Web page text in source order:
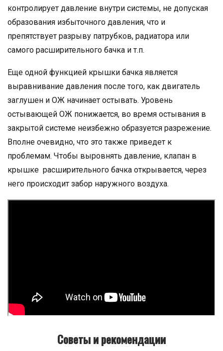
контролирует давление внутри системы, не допуская
образования избыточного давления, что и
препятствует разрыву патрубков, радиатора или
самого расширительного бачка и т.п.
Еще одной функцией крышки бачка является
выравнивание давления после того, как двигатель
заглушен и ОЖ начинает остывать. Уровень
остывающей ОЖ понижается, во время остывания в
закрытой системе неизбежно образуется разрежение.
Вполне очевидно, что это также приведет к
проблемам. Чтобы выровнять давление, клапан в
крышке расширительного бачка открывается, через
него происходит забор наружного воздуха.
Советы и рекомендации